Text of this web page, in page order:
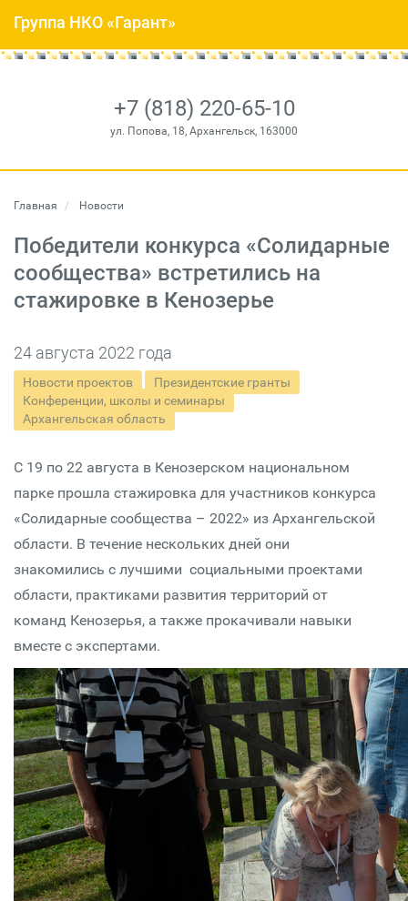
+7 (818) 220-65-10
ул. Попова, 18, Архангельск, 163000
Группа НКО «Гарант»
Главная Новости
Победители конкурса «Солидарные
сообщества» встретились на
стажировке в Кенозерье
24 августа 2022 года
Новости проектов
Президентские гранты
Конференции, школы и семинары
Архангельская область
С 19 по 22 августа в Кенозерском национальном
парке прошла стажировка для участников конкурса
«Солидарные сообщества – 2022» из Архангельской
области. В течение нескольких дней они
знакомились с лучшими социальными проектами
области, практиками развития территорий от
команд Кенозерья, а также прокачивали навыки
вместе с экспертами.